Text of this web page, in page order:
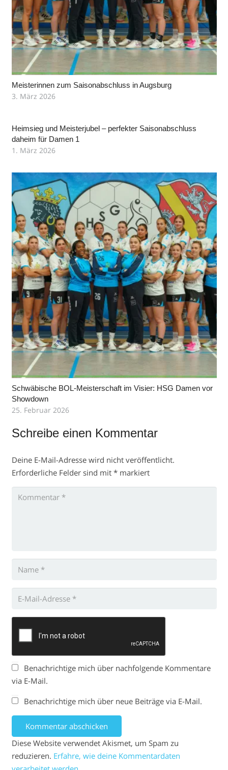
Meisterinnen zum Saisonabschluss in Augsburg
3. März 2026
Heimsieg und Meisterjubel – perfekter Saisonabschluss
daheim für Damen 1
1. März 2026
Schwäbische BOL-Meisterschaft im Visier: HSG Damen vor
Showdown
25. Februar 2026
Schreibe einen Kommentar
Deine E-Mail-Adresse wird nicht veröffentlicht.
Erforderliche Felder sind mit *markiert
Benachrichtige mich über nachfolgende Kommentare
via E-Mail.
Benachrichtige mich über neue Beiträge via E-Mail.
Kommentar abschicken
Diese Website verwendet Akismet, um Spam zu
reduzieren. Erfahre, wie deine Kommentardaten